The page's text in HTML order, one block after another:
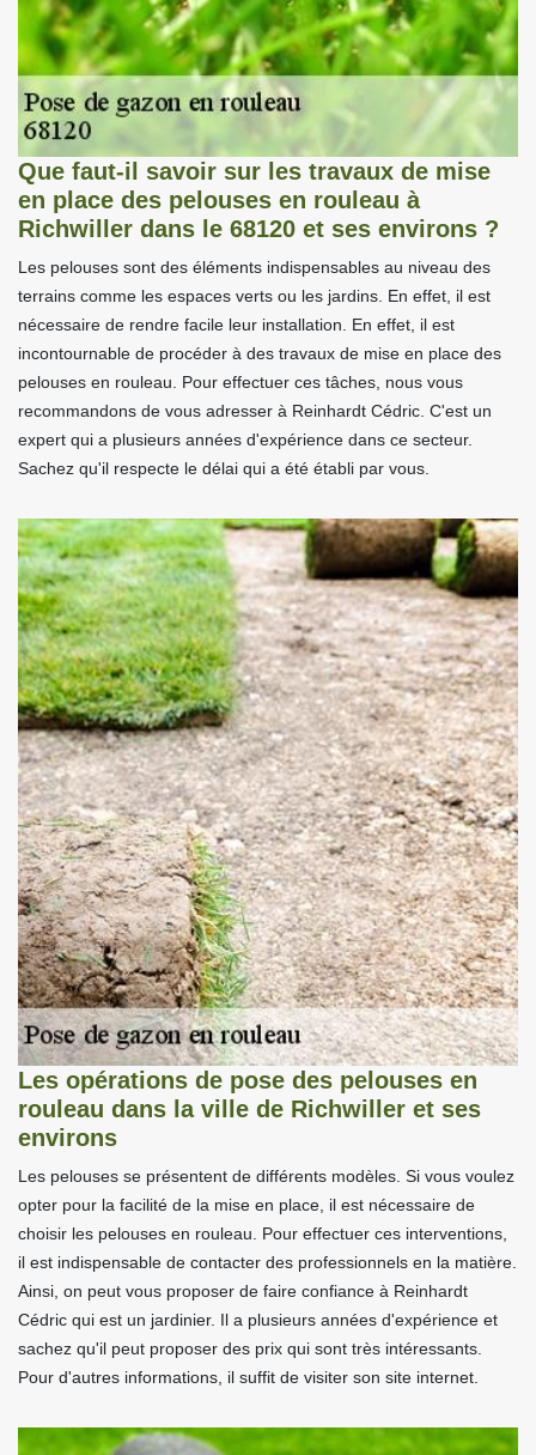
Que faut-il savoir sur les travaux de mise
en place des pelouses en rouleau à
Richwiller dans le 68120 et ses environs ?
Les pelouses sont des éléments indispensables au niveau des
terrains comme les espaces verts ou les jardins. En effet, il est
nécessaire de rendre facile leur installation. En effet, il est
incontournable de procéder à des travaux de mise en place des
pelouses en rouleau. Pour effectuer ces tâches, nous vous
recommandons de vous adresser à Reinhardt Cédric. C'est un
expert qui a plusieurs années d'expérience dans ce secteur.
Sachez qu'il respecte le délai qui a été établi par vous.
Les opérations de pose des pelouses en
rouleau dans la ville de Richwiller et ses
environs
Les pelouses se présentent de différents modèles. Si vous voulez
opter pour la facilité de la mise en place, il est nécessaire de
choisir les pelouses en rouleau. Pour effectuer ces interventions,
il est indispensable de contacter des professionnels en la matière.
Ainsi, on peut vous proposer de faire confiance à Reinhardt
Cédric qui est un jardinier. Il a plusieurs années d'expérience et
sachez qu'il peut proposer des prix qui sont très intéressants.
Pour d'autres informations, il suffit de visiter son site internet.